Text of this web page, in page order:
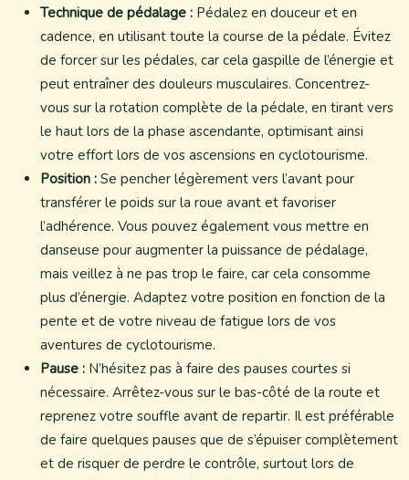
Technique de pédalage : Pédalez en douceur et en
cadence, en utilisant toute la course de la pédale. Évitez
de forcer sur les pédales, car cela gaspille de l’énergie et
peut entraîner des douleurs musculaires. Concentrez-
vous sur la rotation complète de la pédale, en tirant vers
le haut lors de la phase ascendante, optimisant ainsi
votre effort lors de vos ascensions en cyclotourisme.
Position : Se pencher légèrement vers l’avant pour
transférer le poids sur la roue avant et favoriser
l’adhérence. Vous pouvez également vous mettre en
danseuse pour augmenter la puissance de pédalage,
mais veillez à ne pas trop le faire, car cela consomme
plus d’énergie. Adaptez votre position en fonction de la
pente et de votre niveau de fatigue lors de vos
aventures de cyclotourisme.
Pause : N’hésitez pas à faire des pauses courtes si
nécessaire. Arrêtez-vous sur le bas-côté de la route et
reprenez votre souffle avant de repartir. Il est préférable
de faire quelques pauses que de s’épuiser complètement
et de risquer de perdre le contrôle, surtout lors de